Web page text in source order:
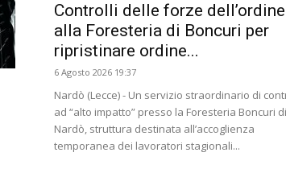
Controlli delle forze dell’ordine
alla Foresteria di Boncuri per
ripristinare ordine...
6 Agosto 2026 19:37
Nardò (Lecce) - Un servizio straordinario di
ad “alto impatto” presso la Foresteria Boncuri di
Nardò, struttura destinata all’accoglienza
temporanea dei lavoratori stagionali...